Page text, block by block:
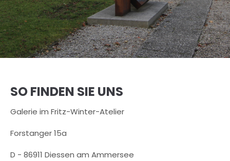
SO FINDEN SIE UNS
Galerie im Fritz-Winter-Atelier
Forstanger 15a
D - 86911 Diessen am Ammersee